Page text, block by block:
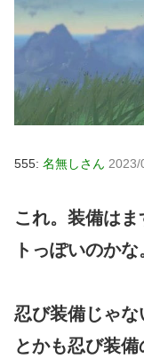
555: 名無しさん 2023/
これ。装備は
トっぽいのかな
忍び装備じゃ
とかも忍び装備